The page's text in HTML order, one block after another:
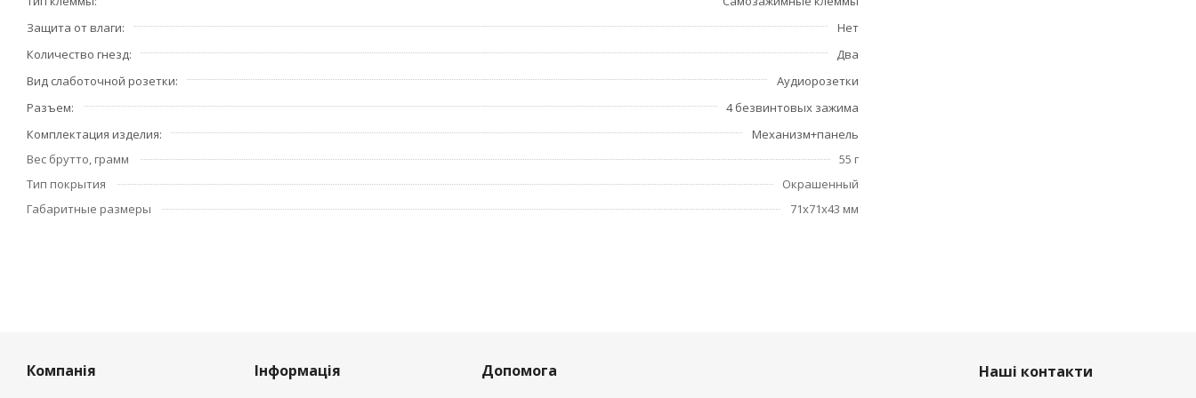
прикладываемых к ней.
Защита от влаги
Нет
Количество гнезд
Два
Вид слаботочной розетки
Аудиорозетки
Разъем
4 безвинтовых зажима
Комплектация изделия
Механизм+панель
Вес брутто, грамм
55 г
Тип покрытия
Окрашенный
Габаритные размеры
71x71x43 мм
Компанія Інформація Допомога Наші контакти